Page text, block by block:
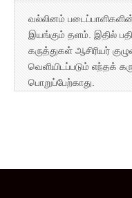
வல்லினம்
இயங்கும் தளம். இதில்
கருத்துகள் ஆசிரியர்
வெளியிடப்படும் எந்தக்
பொறுப்பேற்காது.